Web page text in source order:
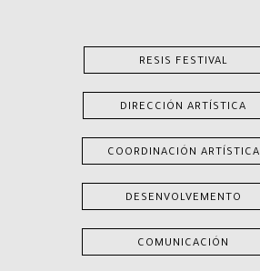
RESIS FESTIVAL
DIRECCIÓN ARTÍSTICA
COORDINACIÓN ARTÍSTICA
DESENVOLVEMENTO
COMUNICACIÓN